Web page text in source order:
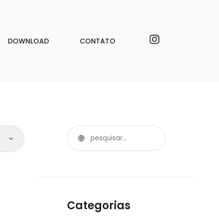
DOWNLOAD CONTATO
Categorias